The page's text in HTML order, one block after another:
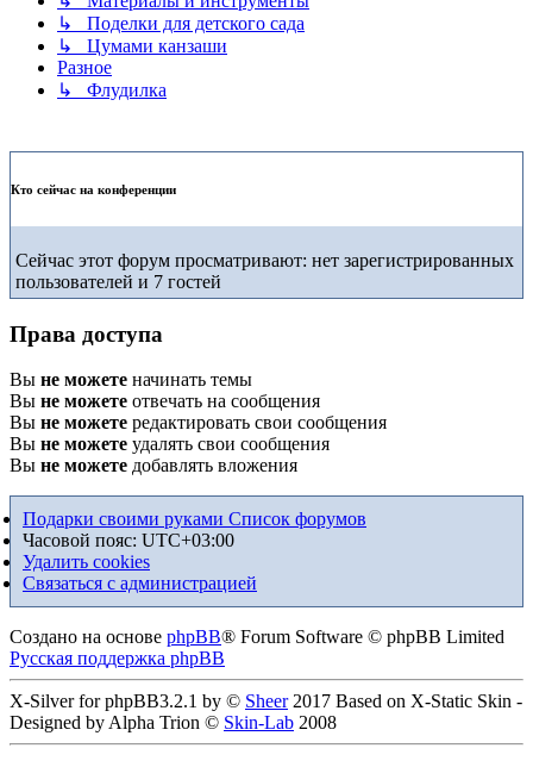
↳ Поделки для детского сада
↳ Цумами канзаши
Разное
↳ Флудилка
Кто сейчас на конференции
Сейчас этот форум просматривают: нет зарегистрированных
пользователей и 7 гостей
Права доступа
Вы не можете начинать темы
Вы не можете отвечать на сообщения
Вы не можете редактировать свои сообщения
Вы не можете удалять свои сообщения
Вы не можете добавлять вложения
Подарки своими руками Список форумов
Часовой пояс: UTC+03:00
Удалить cookies
Связаться с администрацией
Создано на основе phpBB® Forum Software © phpBB Limited
Русская поддержка phpBB
X-Silver for phpBB3.2.1 by © Sheer2017 Based on X-Static Skin -
Designed by Alpha Trion © Skin-Lab 2008